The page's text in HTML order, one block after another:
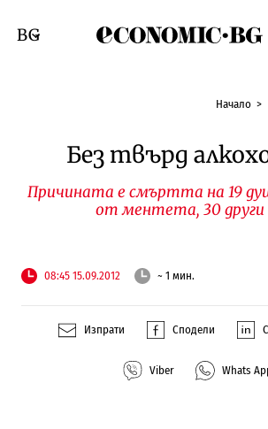
Смяна на език
Начало
Без твърд
Причината е смъртта на 19
от ментета, 30 други
08:45 15.09.2012 ~ 1 мин.
Изпрати Сподели
Viber Whats